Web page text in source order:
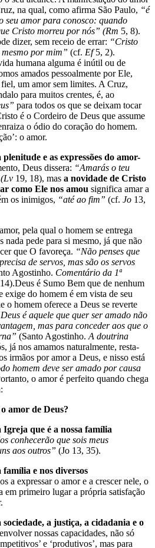
na qual, como afirma São Paulo, “é
seu amor para conosco: quando
Cristo morreu por nós” (Rm 5, 8).
dizer, sem receio de errar: “Cristo
mesmo por mim” (cf. Ef5, 2).
humana alguma é inútil ou de
amados pessoalmente por Ele,
um amor sem limites. A Cruz,
para muitos crentes, é, ao
para todos os que se deixam tocar
é o Cordeiro de Deus que assume
o ódio do coração do homem.
o amor.
e as expressões do amor-
Deus dissera: “Amarás o teu
19, 18), mas a novidade de Cristo
como Ele nos amou significa amar a
os inimigos, “até ao fim” (cf. Jo 13,
pela qual o homem se entrega
nada pede para si mesmo, já que não
que O favoreça. “Não penses que
de servos, mas são os servos
Agostinho. Comentário da 1ª
é Sumo Bem que de nenhum
exige do homem é em vista de seu
o homem oferece a Deus se reverte
é aquele que quer ser amado não
mas para conceder aos que o
(Santo Agostinho. A doutrina
já nos amamos naturalmente, resta-
irmãos por amor a Deus, e nisso está
homem deve ser amado por causa
o amor é perfeito quando chega
amor de Deus?
Igreja que é a nossa família
conhecerão que sois meus
aos outros” (Jo 13, 35).
família e nos diversos
a expressar o amor e a crescer nele, o
em primeiro lugar a própria satisfação
a justiça, a cidadania e o
nossas capacidades, não só
e ‘produtivos’, mas para